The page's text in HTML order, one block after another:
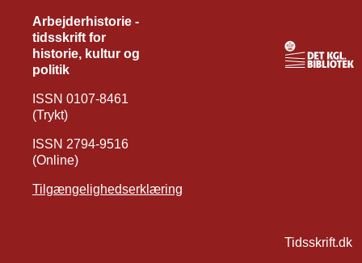
Arbejderhistorie -
tidsskrift for
historie, kultur og
politik
ISSN 0107-8461
(Trykt)
ISSN 2794-9516
(Online)
Tilgængelighedserklæring